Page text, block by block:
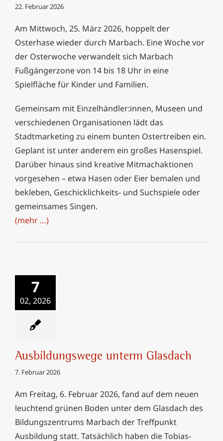
22. Februar 2026
Am Mittwoch, 25. März 2026, hoppelt der
Osterhase wieder durch Marbach. Eine Woche vor
der Osterwoche verwandelt sich Marbach
Fußgängerzone von 14 bis 18 Uhr in eine
Spielfläche für Kinder und Familien.
Gemeinsam mit Einzelhändler:innen, Museen und
verschiedenen Organisationen lädt das
Stadtmarketing zu einem bunten Ostertreiben ein.
Geplant ist unter anderem ein großes Hasenspiel.
Darüber hinaus sind kreative Mitmachaktionen
vorgesehen – etwa Hasen oder Eier bemalen und
bekleben, Geschicklichkeits- und Suchspiele oder
gemeinsames Singen.
(mehr …)
7
02, 2026
Ausbildungswege unterm Glasdach
7. Februar 2026
Am Freitag, 6. Februar 2026, fand auf dem neuen
leuchtend grünen Boden unter dem Glasdach des
Bildungszentrums Marbach der Treffpunkt
Ausbildung statt. Tatsächlich haben die Tobias-